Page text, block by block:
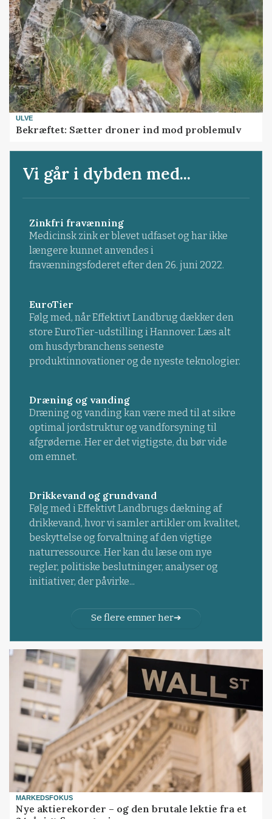
ULVE
Bekræftet: Sætter droner ind mod problemulv
Vi går i dybden med...
Zinkfri fravænning
Medicinsk zink er blevet udfaset og har ikke
længere kunnet anvendes i
fravænningsfoderet efter den 26. juni 2022.
EuroTier
Følg med, når Effektivt Landbrug dækker den
store EuroTier-udstilling i Hannover. Læs alt
om husdyrbranchens seneste
produktinnovationer og de nyeste teknologier.
Dræning og vanding
Dræning og vanding kan være med til at sikre
optimal jordstruktur og vandforsyning til
afgrøderne. Her er det vigtigste, du bør vide
om emnet.
Drikkevand og grundvand
Følg med i Effektivt Landbrugs dækning af
drikkevand, hvor vi samler artikler om kvalitet,
beskyttelse og forvaltning af den vigtige
naturressource. Her kan du læse om nye
regler, politiske beslutninger, analyser og
initiativer, der påvirke...
Se flere emner her
MARKEDSFOKUS
Nye aktierekorder – og den brutale lektie fra et